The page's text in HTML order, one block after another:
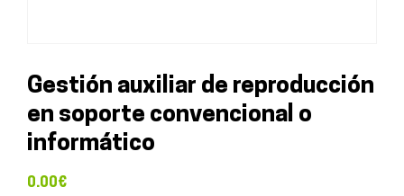
Gestión auxiliar de reproducción
en soporte convencional o
informático
0.00€